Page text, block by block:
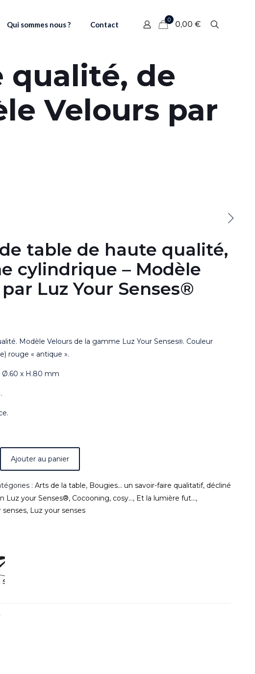
Qui sommes nous ? Contact
0 0,00 €
qualité, de
Velours par
table de haute qualité,
cylindrique – Modèle
Luz Your Senses®
Modèle Velours de la gamme Luz Your Senses®. Couleur
rouge « antique ».
Ø.60 x H.80 mm
Ajouter au panier
: Arts de la table, Bougies... un savoir-faire qualitatif, décliné
Luz your Senses®, Cocooning, cosy..., Et la lumière fut...,
senses, Luz your senses